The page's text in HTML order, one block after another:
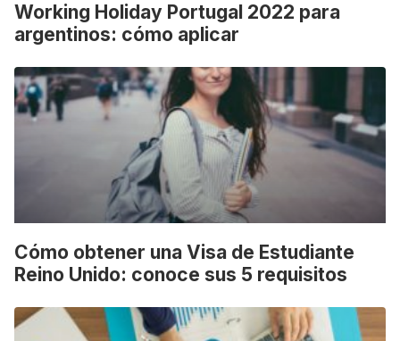
Working Holiday Portugal 2022 para
argentinos: cómo aplicar
Cómo obtener una Visa de Estudiante
Reino Unido: conoce sus 5 requisitos